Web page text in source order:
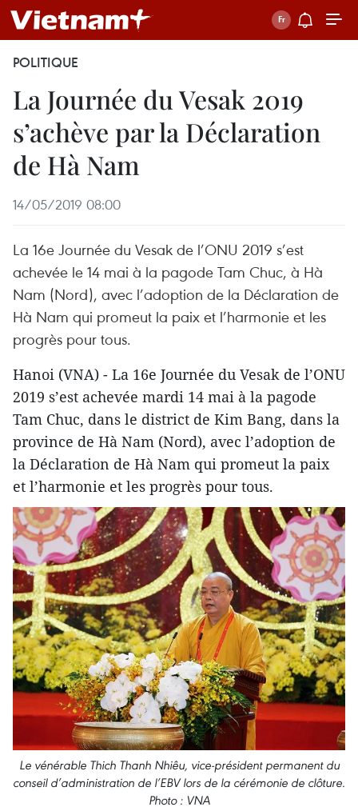
POLITIQUE
La Journée du Vesak 2019
s’achève par la Déclaration
de Hà Nam
14/05/2019 08:00
La 16e Journée du Vesak de l’ONU 2019 s’est
achevée le 14 mai à la pagode Tam Chuc, à Hà
Nam (Nord), avec l’adoption de la Déclaration de
Hà Nam qui promeut la paix et l’harmonie et les
progrès pour tous.
Hanoi (VNA) - La 16e Journée du Vesak de l’ONU
2019 s’est achevée mardi 14 mai à la pagode
Tam Chuc, dans le district de Kim Bang, dans la
province de Hà Nam (Nord), avec l’adoption de
la Déclaration de Hà Nam qui promeut la paix
et l’harmonie et les progrès pour tous.
Le vénérable Thich Thanh Nhiêu, vice-président permanent du
conseil d’administration de l’EBV lors de la cérémonie de clôture.
Photo : VNA